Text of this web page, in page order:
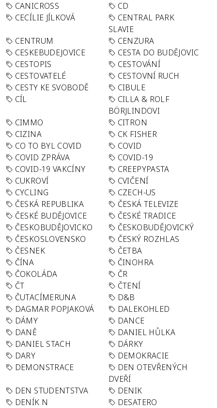
CANICROSS
CD
CECÍLIE JÍLKOVÁ
CENTRAL PARK
SLAVIE
CENTRUM
CENZURA
CESKEBUDEJOVICE
CESTA DO BUDĚJOVIC
CESTOPIS
CESTOVÁNÍ
CESTOVATELÉ
CESTOVNÍ RUCH
CESTY KE SVOBODĚ
CIBULE
CÍL
CILLA & ROLF
BÖRJLINDOVI
CIMMO
CITRON
CIZINA
CK FISHER
CO TO BYL COVID
COVID
COVID ZPRÁVA
COVID-19
COVID-19 VAKCÍNY
CREEPYPASTA
CUKROVÍ
CVIČENÍ
CYCLING
CZECH-US
ČESKÁ REPUBLIKA
ČESKÁ TELEVIZE
ČESKÉ BUDĚJOVICE
ČESKÉ TRADICE
ČESKOBUDĚJOVICKO
ČESKOBUDĚJOVICKÝ
ČESKOSLOVENSKO
ČESKÝ ROZHLAS
ČESNEK
ČETBA
ČÍNA
ČINOHRA
ČOKOLÁDA
ČR
ČT
ČTENÍ
ČUTACÍMERUNA
D&B
DAGMAR POPJAKOVÁ
DALEKOHLED
DÁMY
DANCE
DANĚ
DANIEL HŮLKA
DANIEL STACH
DÁRKY
DARY
DEMOKRACIE
DEMONSTRACE
DEN OTEVŘENÝCH
DVEŘÍ
DEN STUDENTSTVA
DENIK
DENÍK N
DESATERO